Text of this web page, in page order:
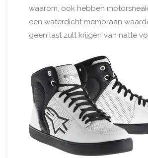
waarom, ook hebben
een waterdicht membraan
geen last zult krijgen van natte